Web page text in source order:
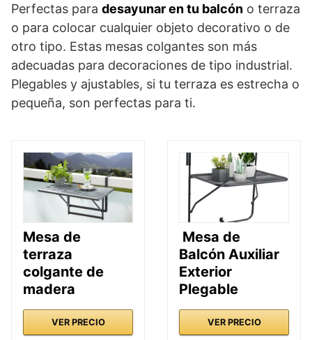
Perfectas para desayunar en tu balcón o terraza
o para colocar cualquier objeto decorativo o de
otro tipo. Estas mesas colgantes son más
adecuadas para decoraciones de tipo industrial.
Plegables y ajustables, si tu terraza es estrecha o
pequeña, son perfectas para ti.
Mesa de
terraza
colgante de
madera
VER PRECIO
Mesa de
Balcón Auxiliar
Exterior
Plegable
VER PRECIO